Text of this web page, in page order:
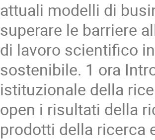
attuali modelli di
superare le barriere
di lavoro scientifico
sostenibile. 1 ora
istituzionale della
open i risultati della
prodotti della ricerca